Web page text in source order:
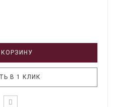
КОРЗИНУ
В 1 КЛИК